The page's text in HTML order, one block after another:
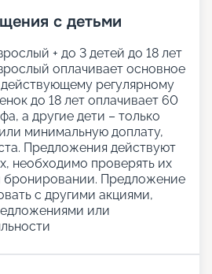
с детьми
+ до 3 детей до 18 лет
оплачивает основное
регулярному
до 18 лет оплачивает 60
а другие дети – только
минимальную доплату,
Предложения действуют
необходимо проверять их
бронировании. Предложение
с другими акциями,
или